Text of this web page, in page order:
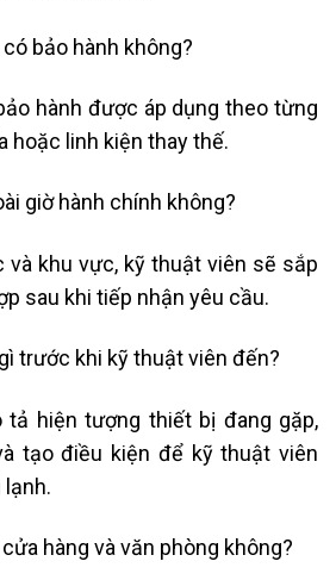
bảo hành không?
hành được áp dụng theo từng
hoặc linh kiện thay thế.
giờ hành chính không?
khu vực, kỹ thuật viên sẽ sắp
sau khi tiếp nhận yêu cầu.
trước khi kỹ thuật viên đến?
hiện tượng thiết bị đang gặp,
tạo điều kiện để kỹ thuật viên
hàng và văn phòng không?